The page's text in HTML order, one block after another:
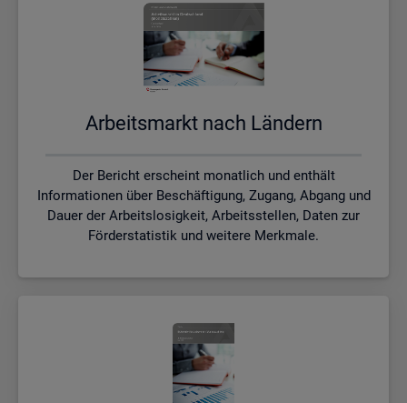
Ar­beits­markt nach Län­dern
Der Bericht erscheint monatlich und enthält
Informationen über Beschäftigung, Zugang, Abgang und
Dauer der Arbeitslosigkeit, Arbeitsstellen, Daten zur
Förderstatistik und weitere Merkmale.